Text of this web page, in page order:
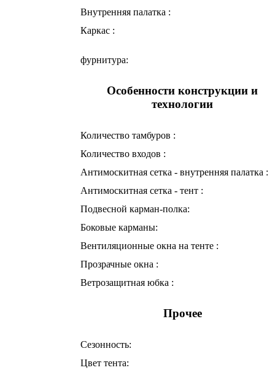
Внутренняя палатка :
Каркас :
фурнитура:
Особенности конструкции и
технологии
Количество тамбуров :
Количество входов :
Антимоскитная сетка - внутренняя палатка :
Антимоскитная сетка - тент :
Подвесной карман-полка:
Боковые карманы:
Вентиляционные окна на тенте :
Прозрачные окна :
Ветрозащитная юбка :
Прочее
Сезонность:
Цвет тента: